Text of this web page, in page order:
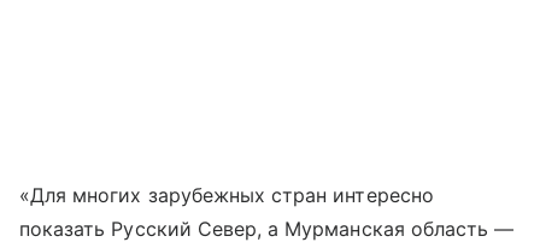
«Для многих зарубежных стран интересно
показать Русский Север, а Мурманская область —